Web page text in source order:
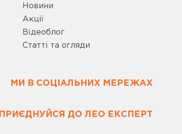
Новини
Акції
Відеоблог
Статті та огляди
МИ В СОЦІАЛЬНИХ МЕРЕЖАХ
ПРИЄДНУЙСЯ ДО ЛЕО ЕКСПЕРТ